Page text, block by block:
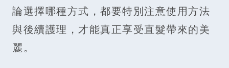
論選擇哪種方式，都要特別注意使用方法
與後續護理，才能真正享受直髮帶來的美
麗。